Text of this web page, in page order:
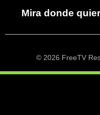
Mira donde
© 2026 FreeTV